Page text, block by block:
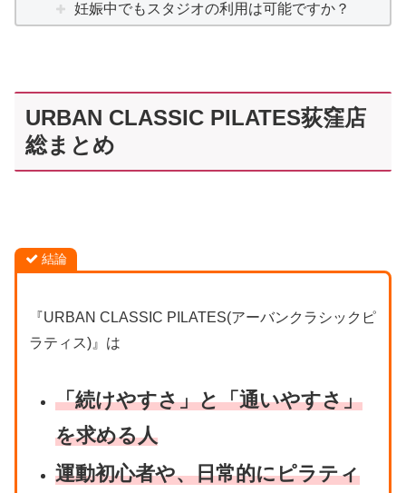
妊娠中でもスタジオの利用は可能ですか？
URBAN CLASSIC PILATES荻窪店
総まとめ
結論
『URBAN CLASSIC PILATES(アーバンクラシックピ
ラティス)』は
「続けやすさ」と「通いやすさ」
を求める人
運動初心者や、日常的にピラティ